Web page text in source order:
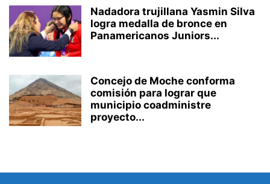
Nadadora trujillana Yasmin Silva
logra medalla de bronce en
Panamericanos Juniors...
Concejo de Moche conforma
comisión para lograr que
municipio coadministre
proyecto...